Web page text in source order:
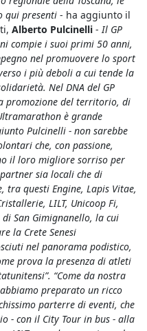
qui presenti- ha aggiunto il
Alberto Pulcinelli- Il GP
compie i suoi primi 50 anni,
nel promuovere lo sport
i più deboli a cui tende la
Nel DNA del GP
promozione del territorio, di
è grande
Pulcinelli - non sarebbe
che, con passione,
il loro migliore sorriso per
sia locali che di
questi Engine, Lapis Vitae,
LILT, Unicoop Fi,
San Gimignanello, la cui
la Crete Senesi
nel panorama podistico,
prova la presenza di atleti
“Come da nostra
preparato un ricco
parterre di eventi, che
- con il City Tour in bus - alla